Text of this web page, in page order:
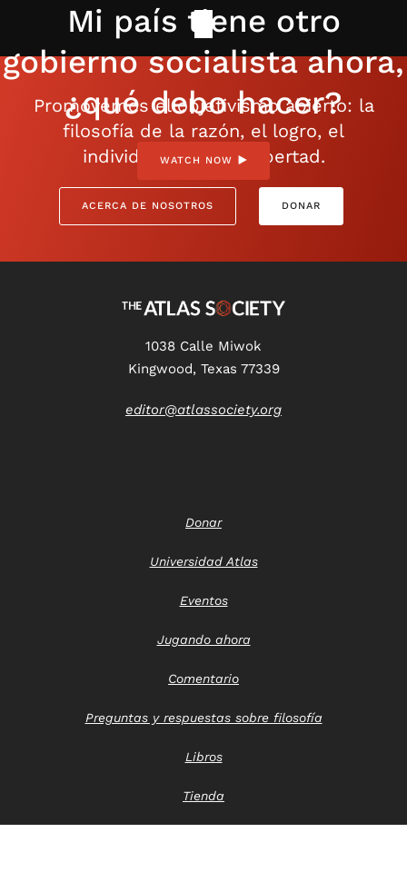
Mi país tiene otro
gobierno socialista ahora,
¿qué debo hacer?
WATCH NOW
Promovemos el objetivismo abierto: la
filosofía de la razón, el logro, el
individualismo y la libertad.
ACERCA DE NOSOTROS DONAR
1038 Calle Miwok
Kingwood, Texas 77339
editor@atlassociety.org
Donar
Universidad Atlas
Eventos
Jugando ahora
Comentario
Preguntas y respuestas sobre filosofía
Libros
Tienda